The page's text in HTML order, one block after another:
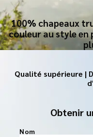
100% chapeaux
couleur au style en
Qualité supérieure |
Obtenir
Nom